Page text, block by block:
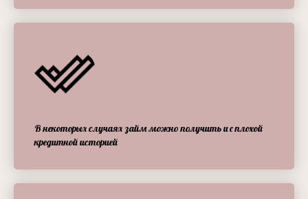
В некоторых случаях займ можно получить и с плохой
кредитной историей